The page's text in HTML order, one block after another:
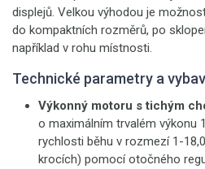
displejů. Velkou výhodou je
do kompaktních rozměrů, po
například v rohu místnosti.
Technické parametry a
Výkonný motoru s tichým
o maximálním trvalém výkonu
rychlosti běhu v rozmezí 1-
krocích) pomocí otočného